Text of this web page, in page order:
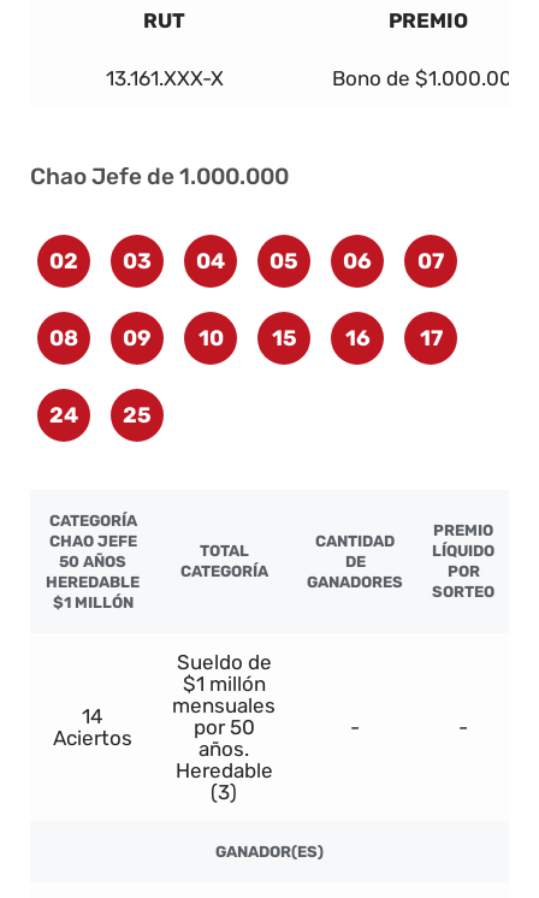
RUT PREMIO
13.161.XXX-X Bono de $1.000.000
Chao Jefe de 1.000.000
02 03 04 05 06 07
08 09 10 15 16 17
24 25
CATEGORÍA
CHAO JEFE
50 AÑOS
HEREDABLE
$1 MILLÓN
TOTAL
CATEGORÍA
CANTIDAD
DE
GANADORES
PREMIO
LÍQUIDO
POR
SORTEO
14
Aciertos
Sueldo de
$1 millón
mensuales
por 50
años.
Heredable
(3)
- -
GANADOR(ES)